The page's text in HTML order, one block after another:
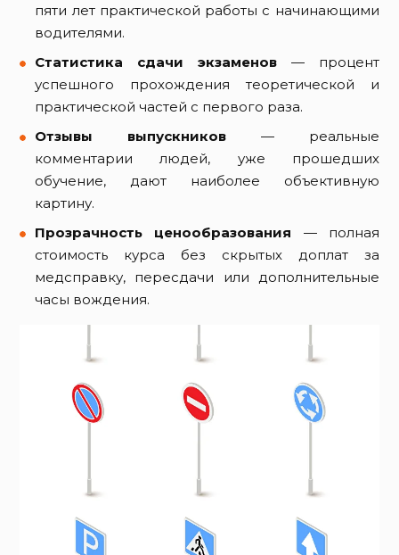
пяти лет практической работы с начинающими
водителями.
Статистика сдачи экзаменов — процент
успешного прохождения теоретической и
практической частей с первого раза.
Отзывы выпускников — реальные
комментарии людей, уже прошедших
обучение, дают наиболее объективную
картину.
Прозрачность ценообразования — полная
стоимость курса без скрытых доплат за
медсправку, пересдачи или дополнительные
часы вождения.